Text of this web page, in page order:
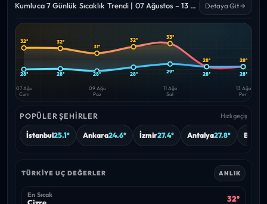
Kumluca 7 Günlük Sıcaklık Trendi | 07 Ağustos – 13 Ağustos 2026 Detaya Git
— —
32°
28°
32°
28°
31°
28°
32°
28°
33°
29°
28°
28°
28°
28°
07 Ağu
Cum
09 Ağu
Paz
11 Ağu
Sal
13 Ağu
Per
POPÜLER ŞEHIRLER Hızlı geçiş
İstanbul25.1° Ankara24.6° İzmir27.4° Antalya27.8° Bursa
TÜRKIYE UÇ DEĞERLER ANLIK
En Sıcak 32°